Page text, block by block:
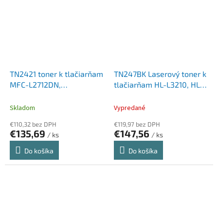
TN2421 toner k tlačiarňam
MFC-L2712DN,
MFCL2732DW, BROTHER,
Skladom
€110,32 bez DPH
€135,69 / ks
Do košíka
TN247BK Laserový toner k
tlačiarňam HL-L3210, HL-
L3730, BROTHER, čierny,
Vypredané
€119,97 bez DPH
€147,56 / ks
Do košíka